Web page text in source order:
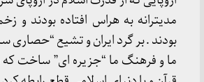
مدیترانه به هراس افتاده بودند و
بودند . بر گرد ایران و تشیع “حصاری
ما و فرهنگ ما “جزیره ای” ساخت که